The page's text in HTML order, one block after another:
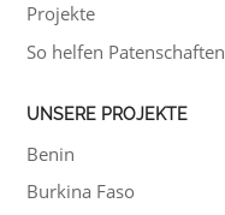
Projekte
So helfen Patenschaften
UNSERE PROJEKTE
Benin
Burkina Faso